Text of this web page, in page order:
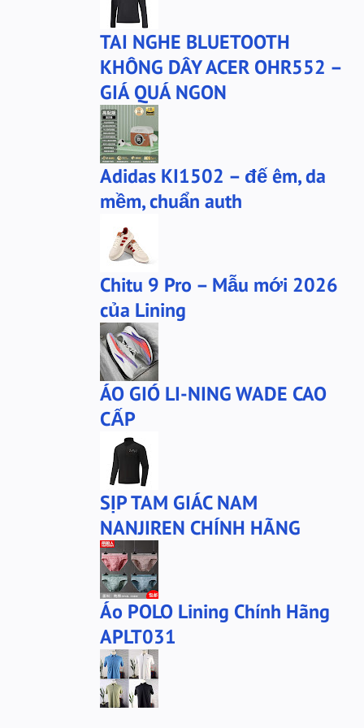
bộ xtep
mũ
mũ lining
phu-kien-sale
puma
puma chính hãng
quần puma
sale
san-sale
tai nghe
tai-nghe
thanh lý
túi đeo chéo
tất nanjiren
Áo khoác 361
áo anta
áo cartelo
áo khoác adidas
TAI NGHE BLUETOOTH
KHÔNG DÂY ACER OHR552 –
GIÁ QUÁ NGON
Adidas KI1502 – đế êm, da
mềm, chuẩn auth
Chitu 9 Pro – Mẫu mới 2026
của Lining
ÁO GIÓ LI-NING WADE CAO
CẤP
SỊP TAM GIÁC NAM
NANJIREN CHÍNH HÃNG
Áo POLO Lining Chính Hãng
APLT031